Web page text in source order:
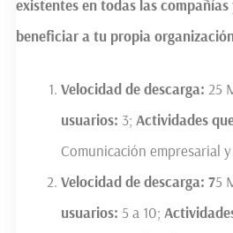
existentes en todas las compañías
beneficiar a tu propia
Velocidad de descarga: 25
usuarios: 3; Actividades
Comunicación empresarial
Velocidad de descarga: 75
usuarios: 5 a 10;